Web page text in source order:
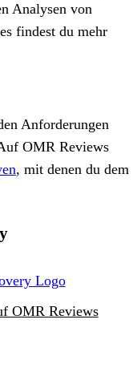
Analysen von
findest du mehr
Anforderungen
OMR Reviews
, mit denen du dem
OMR Reviews